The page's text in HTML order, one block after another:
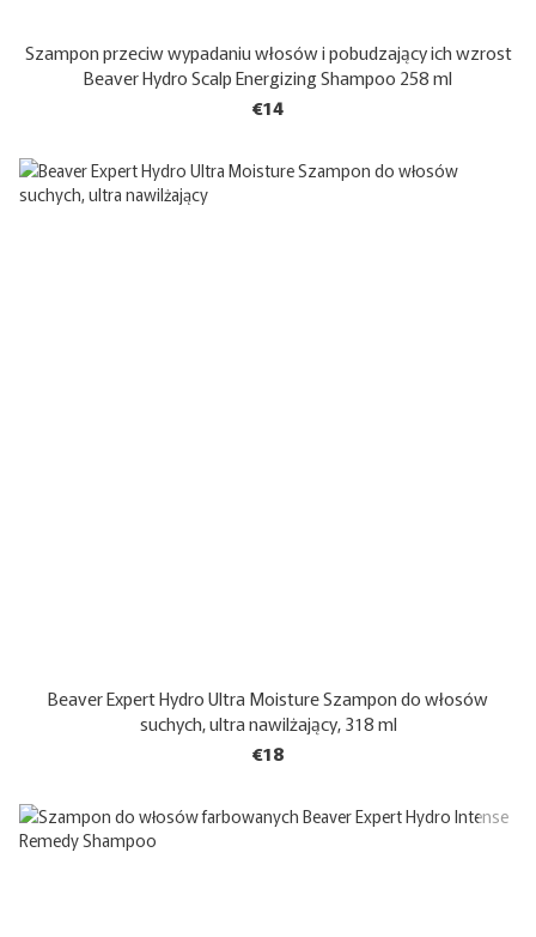
Szampon przeciw wypadaniu włosów i pobudzający ich wzrost
Beaver Hydro Scalp Energizing Shampoo 258 ml
€14
Beaver Expert Hydro Ultra Moisture Szampon do włosów
suchych, ultra nawilżający, 318 ml
€18